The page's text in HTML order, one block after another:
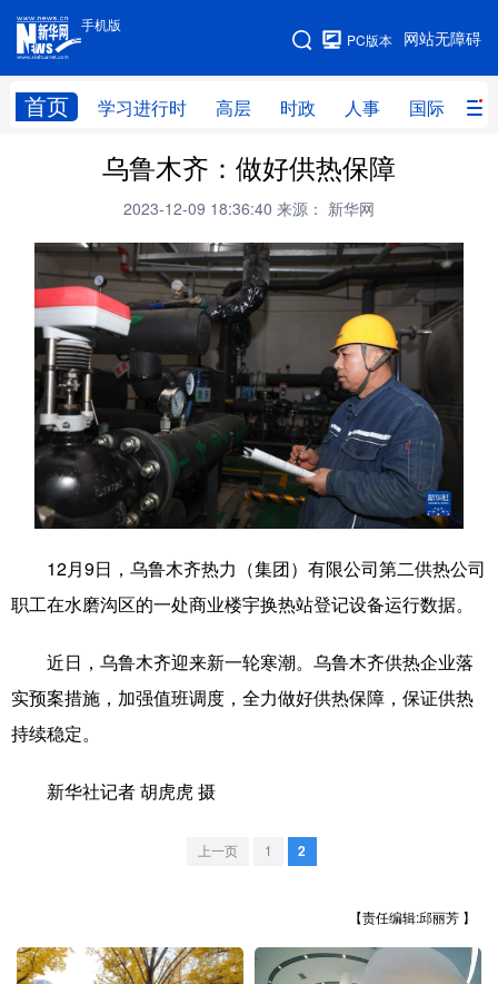
手机版
网站无障碍
PC版本
首页 学习进行时 高层 时政 人事 国际 财
手机版
网站地图
学习进行时 高层 时政
财经 网评
思客智库 全球连线 教育
科技 科创 量子 体育
文化 书画 军事
访谈 视频 图片 政务
法律 中央文件 金融 汽车
食品 信息化 数字经济
文化产业
天津 河北
浙江 安徽 福建 江西
乌鲁木齐：做好供热保障
2023-12-09 18:36:40 来源： 新华网
12月9日，乌鲁木齐热力（集团）有限公司第二供热公司
职工在水磨沟区的一处商业楼宇换热站登记设备运行数据。
近日，乌鲁木齐迎来新一轮寒潮。乌鲁木齐供热企业落
实预案措施，加强值班调度，全力做好供热保障，保证供热
持续稳定。
新华社记者 胡虎虎 摄
上一页 1 2
【责任编辑:邱丽芳 】